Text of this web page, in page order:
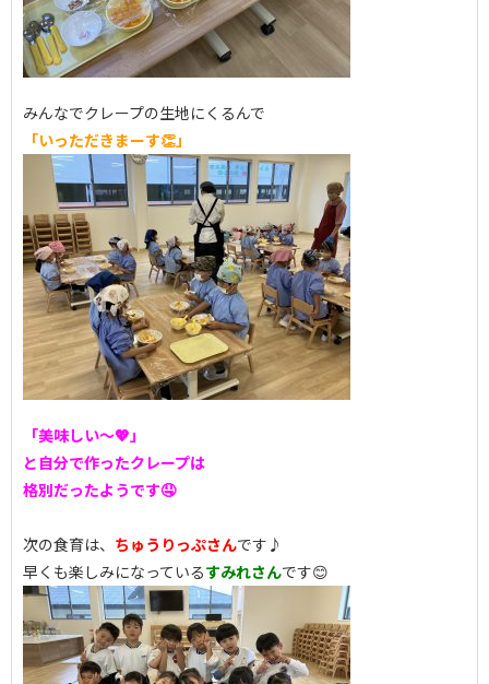
みんなでクレープの生地にくるんで
「いっただきまーす👏」
「美味しい～💖」
と自分で作ったクレープは
格別だったようです🤤
次の食育は、 ちゅうりっぷさんです♪
早くも楽しみになっているすみれさんです😊